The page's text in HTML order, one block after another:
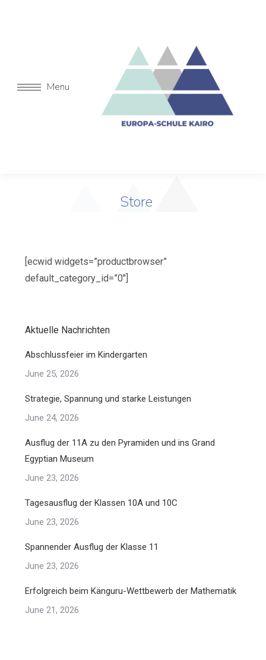
Menu
Store
[ecwid widgets=”productbrowser”
default_category_id=”0″]
Aktuelle Nachrichten
Abschlussfeier im Kindergarten
June 25, 2026
Strategie, Spannung und starke Leistungen
June 24, 2026
Ausflug der 11A zu den Pyramiden und ins Grand
Egyptian Museum
June 23, 2026
Tagesausflug der Klassen 10A und 10C
June 23, 2026
Spannender Ausflug der Klasse 11
June 23, 2026
Erfolgreich beim Känguru-Wettbewerb der Mathematik
June 21, 2026